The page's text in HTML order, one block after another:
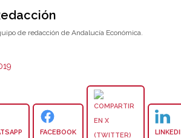
de redacción de Andalucía Económica.
FACEBOOK